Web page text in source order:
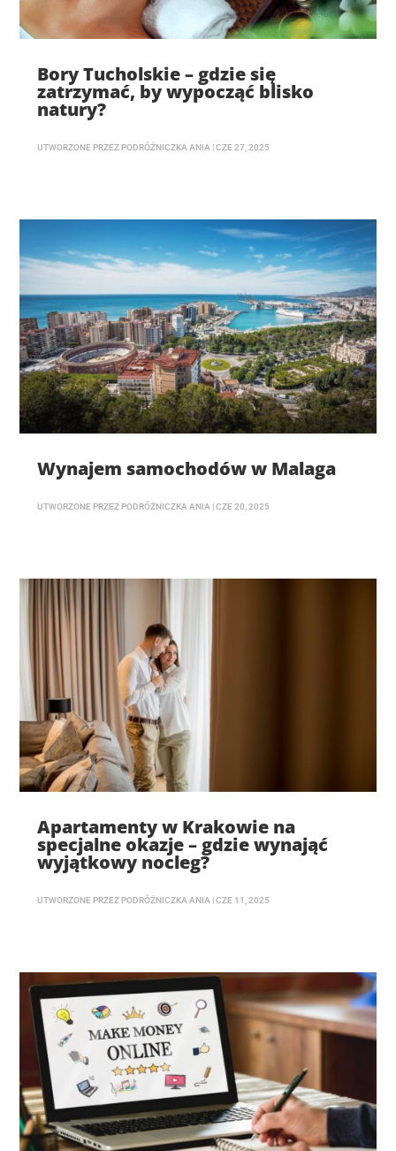
Bory Tucholskie – gdzie się
zatrzymać, by wypocząć blisko
natury?
UTWORZONE PRZEZ PODRÓŻNICZKA ANIA |CZE 27, 2025
Wynajem samochodów w Malaga
UTWORZONE PRZEZ PODRÓŻNICZKA ANIA |CZE 20, 2025
Apartamenty w Krakowie na
specjalne okazje – gdzie wynająć
wyjątkowy nocleg?
UTWORZONE PRZEZ PODRÓŻNICZKA ANIA |CZE 11, 2025